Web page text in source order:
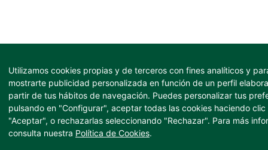
Contacte.
Utilizamos cookies propias y de terceros con fines analíticos y
mostrarte publicidad personalizada en función de un perfil
partir de tus hábitos de navegación. Puedes personalizar tus
pulsando en "Configurar", aceptar todas las cookies haciendo clic
"Aceptar", o rechazarlas seleccionando "Rechazar". Para más
consulta nuestra Política de Cookies.